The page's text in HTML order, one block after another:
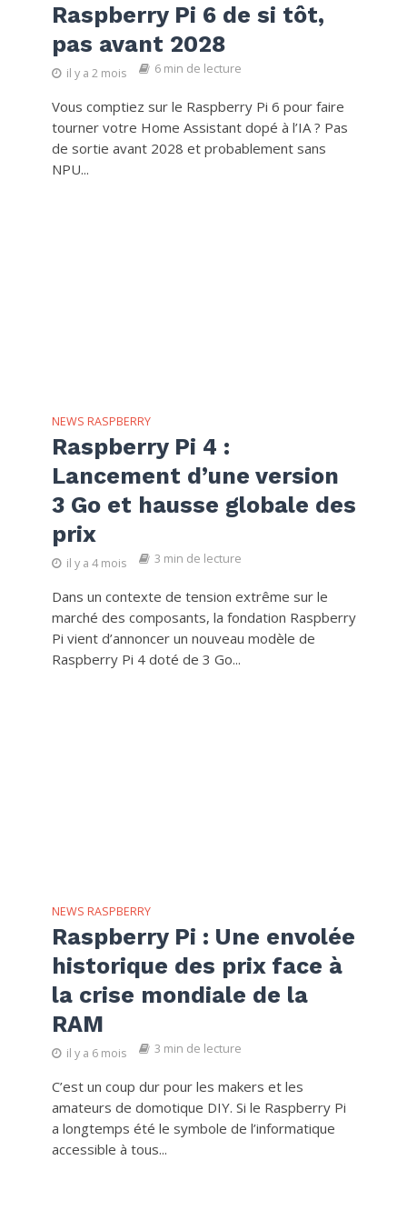
Raspberry Pi 6 de si tôt,
pas avant 2028
il y a 2 mois 6 min de lecture
Vous comptiez sur le Raspberry Pi 6 pour faire
tourner votre Home Assistant dopé à l’IA ? Pas
de sortie avant 2028 et probablement sans
NPU...
NEWS RASPBERRY
Raspberry Pi 4 :
Lancement d’une version
3 Go et hausse globale des
prix
il y a 4 mois 3 min de lecture
Dans un contexte de tension extrême sur le
marché des composants, la fondation Raspberry
Pi vient d’annoncer un nouveau modèle de
Raspberry Pi 4 doté de 3 Go...
NEWS RASPBERRY
Raspberry Pi : Une envolée
historique des prix face à
la crise mondiale de la
RAM
il y a 6 mois 3 min de lecture
C’est un coup dur pour les makers et les
amateurs de domotique DIY. Si le Raspberry Pi
a longtemps été le symbole de l’informatique
accessible à tous...